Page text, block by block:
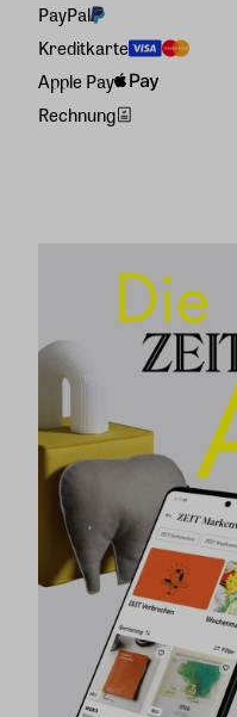
PayPal
Kreditkarte
Apple Pay
Rechnung